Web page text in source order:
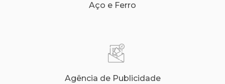
Aço e Ferro
Agência de Publicidade